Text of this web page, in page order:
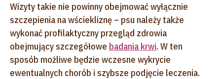
Wizyty takie nie powinny obejmować wyłącznie
szczepienia na wściekliznę – psu należy także
wykonać profilaktyczny przegląd zdrowia
obejmujący szczegółowe badania krwi. W ten
sposób możliwe będzie wczesne wykrycie
ewentualnych chorób i szybsze podjęcie leczenia.